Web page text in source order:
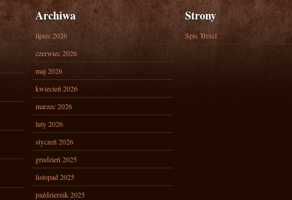
Archiwa
lipiec 2026
czerwiec 2026
maj 2026
kwiecień 2026
marzec 2026
luty 2026
styczeń 2026
grudzień 2025
listopad 2025
październik 2025
Strony
Spis Treści